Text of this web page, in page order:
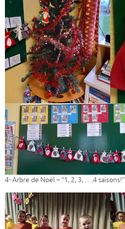
4- Arbre de Noël – “1, 2, 3, ….4 saisons!”